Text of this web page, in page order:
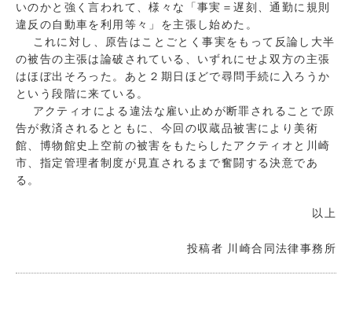
いのかと強く言われて、様々な「事実＝遅刻、通勤に規則
違反の自動車を利用等々」を主張し始めた。
これに対し、原告はことごとく事実をもって反論し大半
の被告の主張は論破されている、いずれにせよ双方の主張
はほぼ出そろった。あと２期日ほどで尋問手続に入ろうか
という段階に来ている。
アクティオによる違法な雇い止めが断罪されることで原
告が救済されるとともに、今回の収蔵品被害により美術
館、博物館史上空前の被害をもたらしたアクティオと川崎
市、指定管理者制度が見直されるまで奮闘する決意であ
る。
以上
投稿者 川崎合同法律事務所